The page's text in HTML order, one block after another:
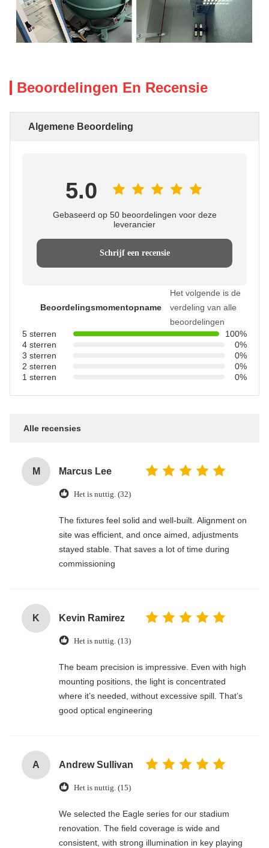
Beoordelingen En Recensie
Algemene Beoordeling
5.0
Gebaseerd op 50 beoordelingen voor deze
leverancier
Schrijf een recensie
Beoordelingsmomentopname
Het volgende is de
verdeling van alle
beoordelingen
5 sterren
100%
4 sterren
0%
3 sterren
0%
2 sterren
0%
1 sterren
0%
Alle recensies
M Marcus Lee
Het is nuttig. (32)
The fixtures feel solid and well-built. Alignment on
site was efficient, and once aimed, adjustments
stayed stable. That saves a lot of time during
commissioning
K Kevin Ramirez
Het is nuttig. (13)
The beam precision is impressive. Even with high
mounting positions, the light is concentrated
where it’s needed, without excessive spill. That’s
good optical engineering
A Andrew Sullivan
Het is nuttig. (15)
We selected the Eagle series for our stadium
renovation. The field coverage is wide and
consistent, with strong illumination in key playing